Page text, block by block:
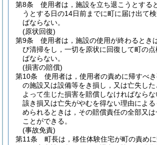
第8条
使用者は，施設を立ち退こうとする
うとする日の14日前までに町に届け出て
ばならない。
(原状回復)
第9条
使用者は，施設の使用が終わるとき
び清掃をし，一切を原状に回復して町の
ばならない。
(損害の賠償)
第10条
使用者は，使用者の責めに帰すべ
の施設又は設備等をき損し，又は亡失し
よって生じた損害を賠償しなければならな
該き損又は亡失がやむを得ない理由によ
められるときは，その賠償責任の全部又
ことができる。
(事故免責)
第11条
町長は，移住体験住宅が町の責め